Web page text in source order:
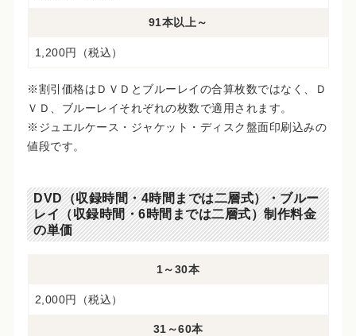
91本以上～
1,200円（税込）
※割引価格はＤＶＤとブルーレイの合算枚数ではなく、Ｄ
ＶＤ、ブルーレイそれぞれの枚数で適用されます。
※ジュエルケース・ジャケット・ディスク盤面印刷込みの
値段です。
DVD（収録時間・4時間までは二層式）・ブルー
レイ（収録時間・6時間までは二層式）制作料金
の単価
1～30本
2,000円（税込）
31～60本